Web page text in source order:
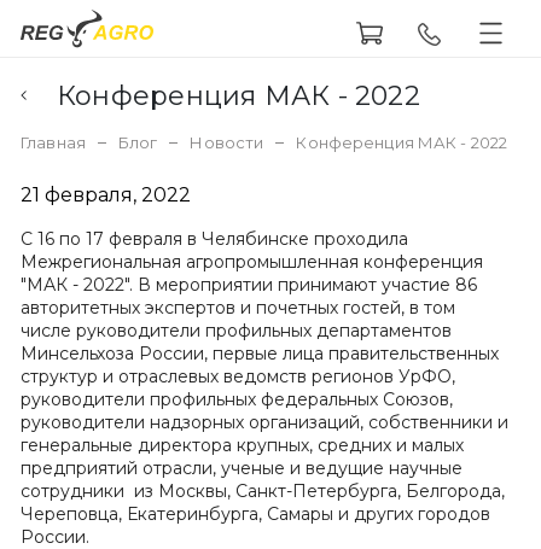
Конференция МАК - 2022
Главная Блог Новости Конференция МАК - 2022
21 февраля, 2022
С 16 по 17 февраля в Челябинске проходила
Межрегиональная агропромышленная конференция
"МАК - 2022". В мероприятии принимают участие 86
авторитетных экспертов и почетных гостей, в том
числе руководители профильных департаментов
Минсельхоза России, первые лица правительственных
структур и отраслевых ведомств регионов УрФО,
руководители профильных федеральных Союзов,
руководители надзорных организаций, собственники и
генеральные директора крупных, средних и малых
предприятий отрасли, ученые и ведущие научные
сотрудники из Москвы, Санкт-Петербурга, Белгорода,
Череповца, Екатеринбурга, Самары и других городов
России.